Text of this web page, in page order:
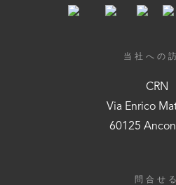
当社への
CRN
Via Enrico
60125
問合せる